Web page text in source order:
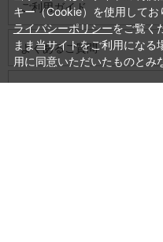
ご利用ガイド
よくあるご質問
キー（Cookie）を使用してお
ライバシーポリシーをご覧く
まま当サイトをご利用になる
用に同意いただいたものとみ